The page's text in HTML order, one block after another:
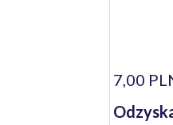
7,00